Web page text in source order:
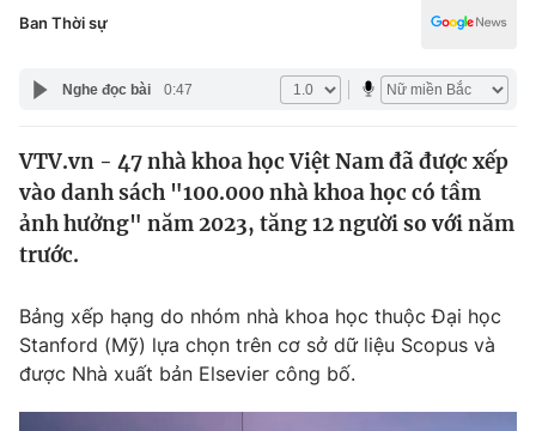
Thế giới
Tin tức
Thế giới đó đây
Câu chuyện quốc tế
Tài chính
Thị trường
Góc doanh nghiệp
Dữ liệu và đời sống
Truyền hình
Đời sống
Giáo dục
Ban Thời sự
Nghe đọc bài 0:47
VTV.vn - 47 nhà khoa học Việt Nam đã được xếp
vào danh sách "100.000 nhà khoa học có tầm
ảnh hưởng" năm 2023, tăng 12 người so với năm
trước.
Bảng xếp hạng do nhóm nhà khoa học thuộc Đại học
Stanford (Mỹ) lựa chọn trên cơ sở dữ liệu Scopus và
được Nhà xuất bản Elsevier công bố.